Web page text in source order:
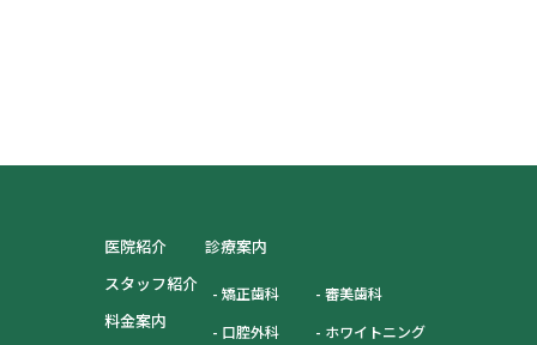
医院紹介
スタッフ紹介
料金案内
診療案内
矯正歯科
口腔外科
審美歯科
ホワイトニング